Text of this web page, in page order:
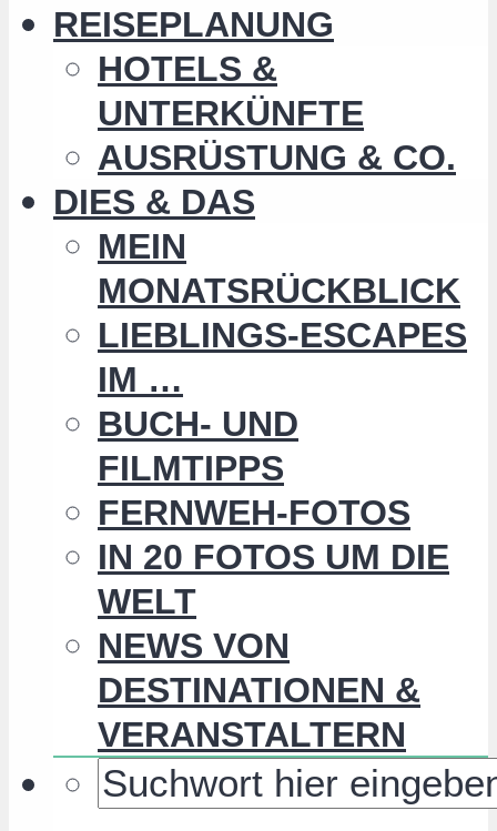
REISEPLANUNG
HOTELS &
UNTERKÜNFTE
AUSRÜSTUNG & CO.
DIES & DAS
MEIN
MONATSRÜCKBLICK
LIEBLINGS-ESCAPES
IM …
BUCH- UND
FILMTIPPS
FERNWEH-FOTOS
IN 20 FOTOS UM DIE
WELT
NEWS VON
DESTINATIONEN &
VERANSTALTERN